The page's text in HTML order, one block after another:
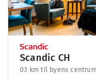
Scandic CH
0.1 km til byens centrum